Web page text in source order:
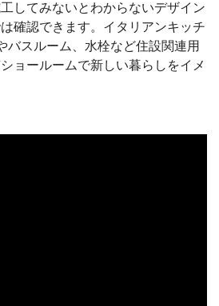
してみないとわからないデザイン
確認できます。イタリアンキッチ
バスルーム、水栓など住設関連用
ョールームで新しい暮らしをイメ